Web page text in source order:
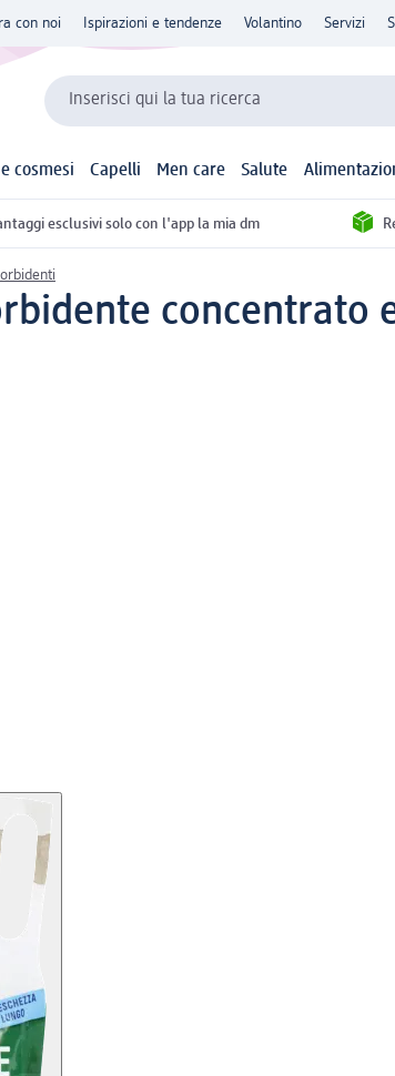
con noi Ispirazioni e tendenze Volantino Servizi
Inserisci qui la tua ricerca
cosmesi Capelli Men care Salute
esclusivi solo con l'app la mia dm
concentrato